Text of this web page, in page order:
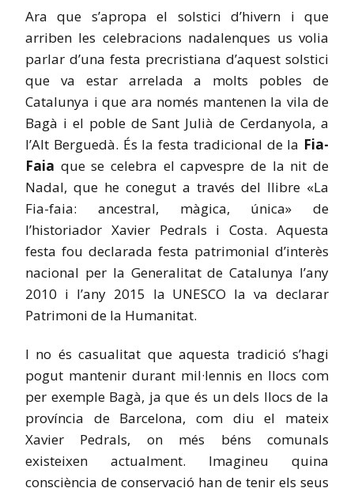
Ara que s’apropa el solstici d’hivern i que
arriben les celebracions nadalenques us volia
parlar d’una festa precristiana d’aquest solstici
que va estar arrelada a molts pobles de
Catalunya i que ara només mantenen la vila de
Bagà i el poble de Sant Julià de Cerdanyola, a
l’Alt Berguedà. És la festa tradicional de la Fia-
Faia que se celebra el capvespre de la nit de
Nadal, que he conegut a través del llibre «La
Fia-faia: ancestral, màgica, única» de
l’historiador Xavier Pedrals i Costa. Aquesta
festa fou declarada festa patrimonial d’interès
nacional per la Generalitat de Catalunya l’any
2010 i l’any 2015 la UNESCO la va declarar
Patrimoni de la Humanitat.
I no és casualitat que aquesta tradició s’hagi
pogut mantenir durant mil·lennis en llocs com
per exemple Bagà, ja que és un dels llocs de la
província de Barcelona, com diu el mateix
Xavier Pedrals, on més béns comunals
existeixen actualment. Imagineu quina
consciència de conservació han de tenir els seus